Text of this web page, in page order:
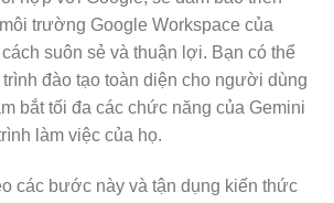
trường Google Workspace của
suôn sẻ và thuận lợi. Bạn có thể
đào tạo toàn diện cho người dùng
bắt tối đa các chức năng của Gemini
làm việc của họ.
các bước này và tận dụng kiến thức